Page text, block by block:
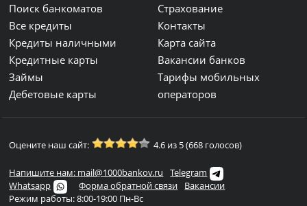
Поиск банкоматов
Все кредиты
Кредиты наличными
Кредитные карты
Займы
Дебетовые карты
Страхование
Контакты
Карта сайта
Вакансии банков
Тарифы мобильных
операторов
Оцените наш сайт: 4.6 из 5 (668 голосов)
Напишите нам: mail@1000bankov.ru
Telegram
Whatsapp
Форма обратной связи
Вакансии
Режим работы: 8:00-19:00 Пн-Вс